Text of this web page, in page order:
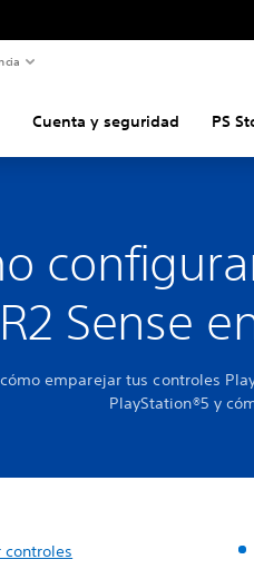
Cuenta y seguridad PS
Sense
emparejar tus controles
PlayStation®5 y
controles